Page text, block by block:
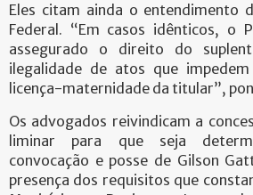
Eles citam ainda o entendimento
Federal. “Em casos idênticos, o
assegurado o direito do
ilegalidade de atos que
licença-maternidade da titular”,
Os advogados reivindicam a
liminar para que seja
convocação e posse de Gilson
presença dos requisitos que